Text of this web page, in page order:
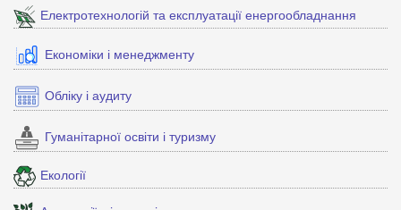
Електротехнологій та експлуатації енергообладнання
Економіки і менеджменту
Обліку і аудиту
Гуманітарної освіти і туризму
Екології